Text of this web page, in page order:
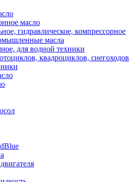
масло
гидравлическое, компрессорное
масла
для водной техники
квадроциклов, снегоходов